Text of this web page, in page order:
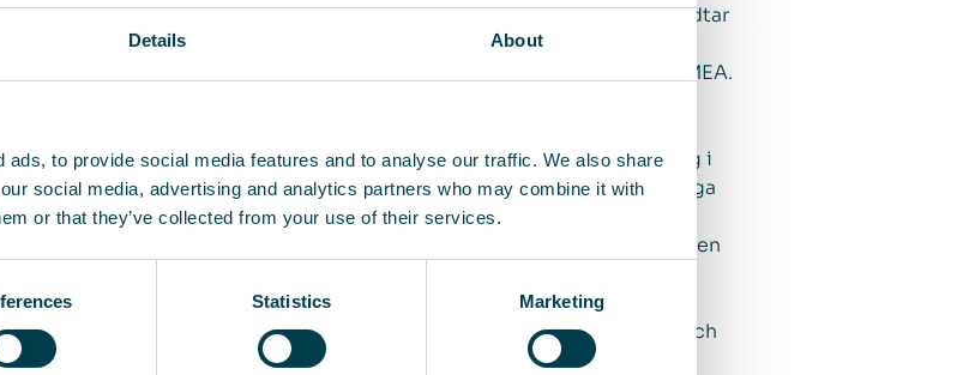
Details About
to provide social media features and to analyse our traffic. We also share
social media, advertising and analytics partners who may combine it with
or that they’ve collected from your use of their services.
Statistics Marketing
på de flesta av våra marknader. Vi följer aktivt utvecklingen och vidtar
på verksamheten. Om vi tittar på inkomna order under första
kvartalet var väldigt stark i APAC, svagare i Americas och stabil i EMEA.
kommer att påverka oss under andra kvartalet framförallt i EMEA och
i USA från slutet av mars har försämrat möjligheterna till försäljning i
av renrum, Room Solutions. Vår affärsmodell med fokus på långa
ger oss dock en bra motståndskraft i tider av svårare
övertygade om att Coronapandemin kommer att öka behovet av en ren
luftkvalitet.
inomhusmiljöer som bidrar till att förbättra människors, produkters och
grunden för vår företagskultur, vägen för att nå våra långsiktiga